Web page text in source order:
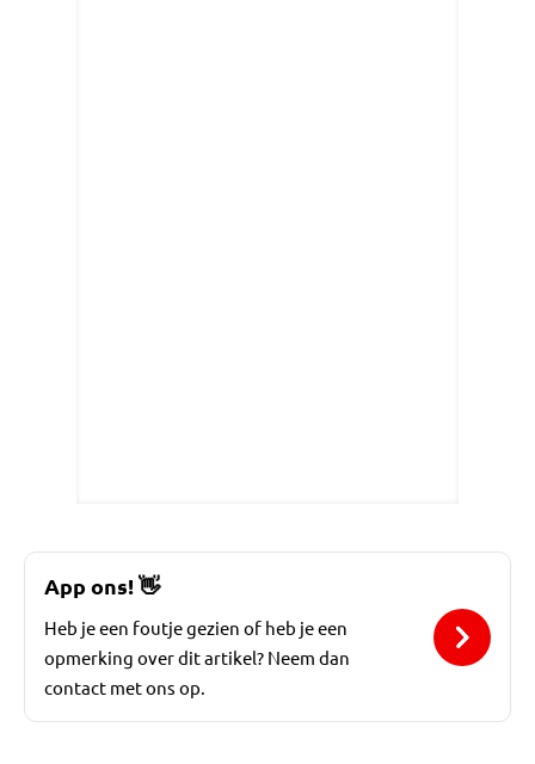
App ons!👋
Heb je een foutje gezien of heb je een
opmerking over dit artikel? Neem dan
contact met ons op.